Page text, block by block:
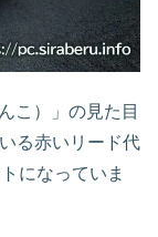
こ）」の見た目
る赤いリード代
になっていま